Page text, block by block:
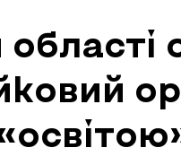
області